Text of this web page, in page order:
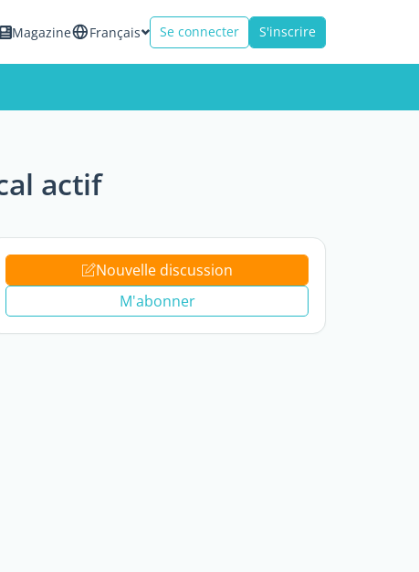
Magazine Français Se connecter S'inscrire
actif
Nouvelle discussion
M'abonner